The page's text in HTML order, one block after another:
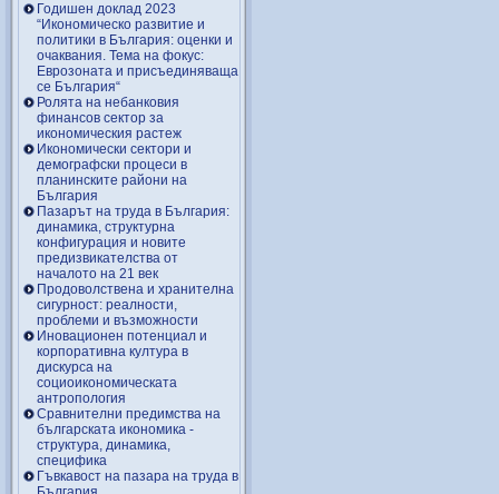
Годишен доклад 2023
“Икономическо развитие и
политики в България: оценки и
очаквания. Тема на фокус:
Еврозоната и присъединяваща
се България“
Ролята на небанковия
финансов сектор за
икономическия растеж
Икономически сектори и
демографски процеси в
планинските райони на
България
Пазарът на труда в България:
динамика, структурна
конфигурация и новите
предизвикателства от
началото на 21 век
Продоволствена и хранителна
сигурност: реалности,
проблеми и възможности
Иновационен потенциал и
корпоративна култура в
дискурса на
социоикономическата
антропология
Сравнителни предимства на
българската икономика -
структура, динамика,
специфика
Гъвкавост на пазара на труда в